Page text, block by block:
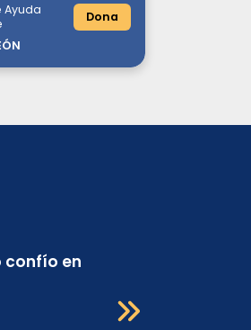
Ayuda
Dona
confío en